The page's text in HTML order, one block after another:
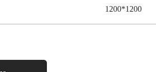
1200*1200